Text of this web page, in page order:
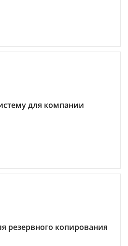
для компании
резервного копирования